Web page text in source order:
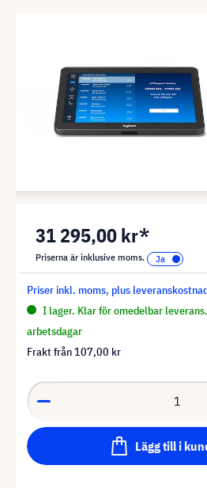
31 295,00 kr*
Priserna är inklusive moms.
Priser inkl. moms, plus
I lager. Klar för omedelbar
arbetsdagar
Frakt från 107,00 kr
Lägg till i